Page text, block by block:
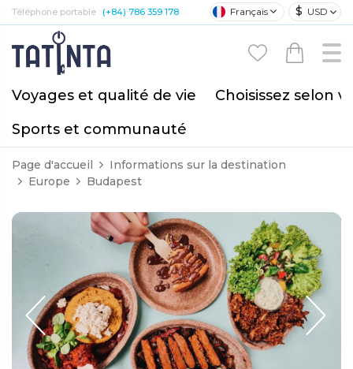
Téléphone portable : (+84) 786 359 178 Français $ USD
Voyages et qualité de vie
Choisissez selon
Sports et communauté
Page d'accueil
Informations sur la destination
Europe
Budapest